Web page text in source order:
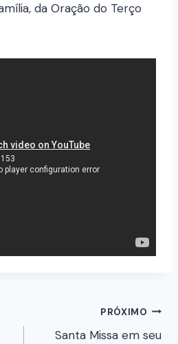
da Oração do Terço
PRÓXIMO
Santa Missa em seu